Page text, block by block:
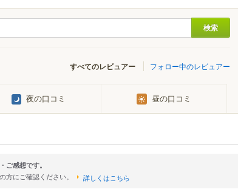
すべてのレビュアー フォロー中のレビュアー
夜の口コミ 昼の口コミ
ご感想です。
方にご確認ください。 詳しくはこちら